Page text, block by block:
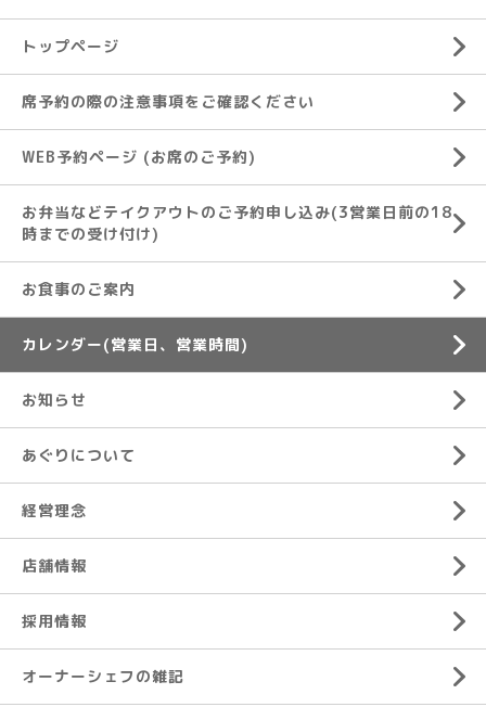
トップページ
席予約の際の注意事項をご確認ください
WEB予約ページ (お席のご予約)
お弁当などテイクアウトのご予約申し込み(3営業日前の18
時までの受け付け)
お食事のご案内
カレンダー(営業日、営業時間)
お知らせ
あぐりについて
経営理念
店舗情報
採用情報
オーナーシェフの雑記